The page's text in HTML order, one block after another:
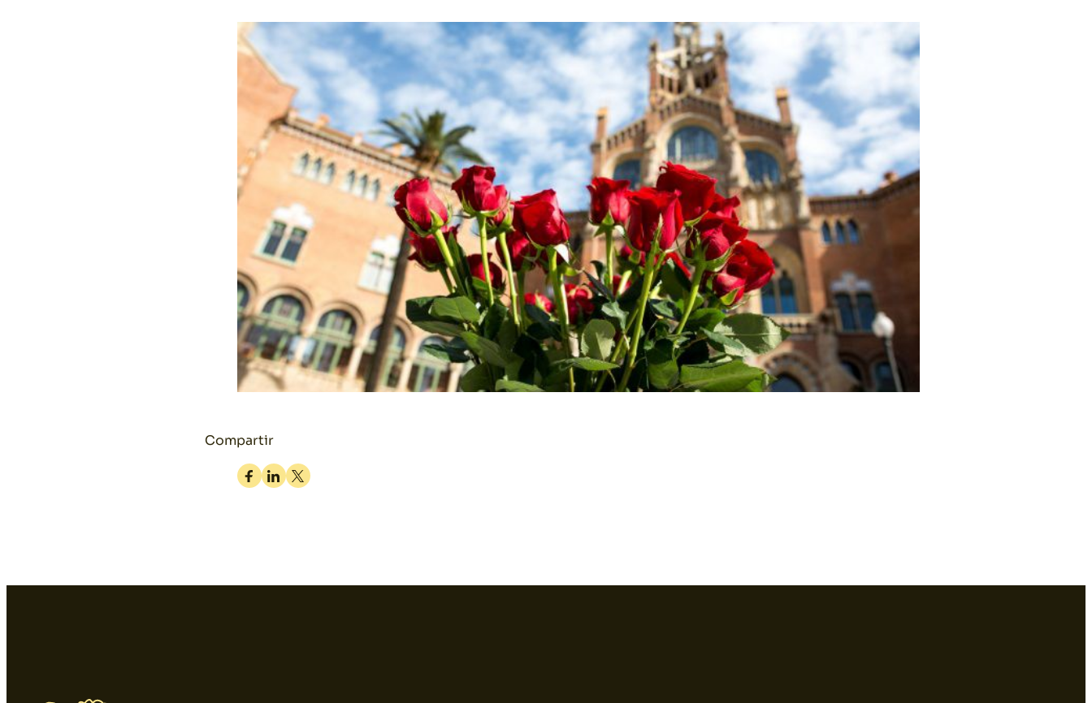
Compartir
Facebook
Linkedin
Twitter